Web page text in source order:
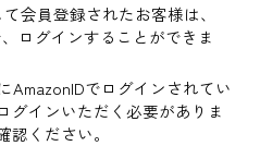
会員登録されたお客様は、
ログインすることができま
AmazonIDでログインされてい
グインいただく必要がありま
ください。